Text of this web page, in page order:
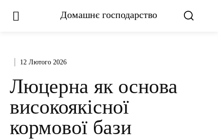
Домашнє господарство
12 Лютого 2026
Люцерна як основа
високоякісної
кормової бази